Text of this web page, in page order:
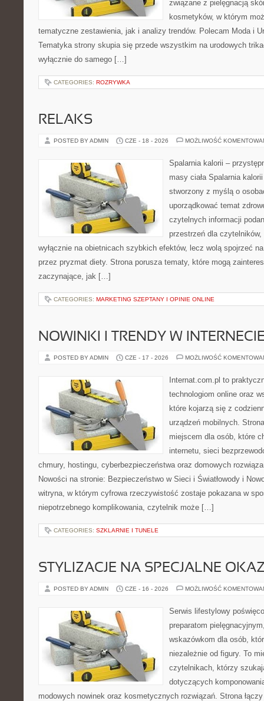
związane z pielęgnacją
kosmetyków, w którym
tematyczne zestawienia, jak i analizy trendów. Polecam Moda i
Tematyka strony skupia się przede wszystkim na urodowych
wyłącznie do samego […]
CATEGORIES: ROZRYWKA
RELAKS
POSTED BY ADMIN CZE - 18 - 2026 MOŻLIWOŚĆ
Spalarnia kalorii –
masy ciała Spalarnia
stworzony z myślą o
uporządkować temat
czytelnych informacji
przestrzeń dla
wyłącznie na obietnicach szybkich efektów, lecz wolą spojrzeć
przez pryzmat diety. Strona porusza tematy, które mogą
zaczynające, jak […]
CATEGORIES: MARKETING SZEPTANY I OPINIE ONLINE
NOWINKI I TRENDY W
POSTED BY ADMIN CZE - 17 - 2026 MOŻLIWOŚĆ
Internat.com.pl to
technologiom online oraz
które kojarzą się z
urządzeń mobilnych.
miejscem dla osób, które
internetu, sieci
chmury, hostingu, cyberbezpieczeństwa oraz domowych
Nowości na stronie: Bezpieczeństwo w Sieci i Światłowody i
witryna, w którym cyfrowa rzeczywistość zostaje pokazana w
niepotrzebnego komplikowania, czytelnik może […]
CATEGORIES: SZKLARNIE I TUNELE
STYLIZACJE NA SPECJALNE
POSTED BY ADMIN CZE - 16 - 2026 MOŻLIWOŚĆ
Serwis lifestylowy
preparatom
wskazówkom dla osób,
niezależnie od figury. To
czytelnikach, którzy
dotyczących
modowych nowinek oraz kosmetycznych rozwiązań. Strona